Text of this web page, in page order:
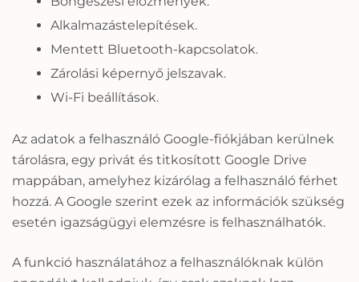
Alkalmazástelepítések.
Mentett Bluetooth-kapcsolatok.
Zárolási képernyő jelszavak.
Wi-Fi beállítások.
Az adatok a felhasználó Google-fiókjában kerülnek
tárolásra, egy privát és titkosított Google Drive
mappában, amelyhez kizárólag a felhasználó férhet
hozzá. A Google szerint ezek az információk szükség
esetén igazságügyi elemzésre is felhasználhatók.
A funkció használatához a felhasználóknak külön